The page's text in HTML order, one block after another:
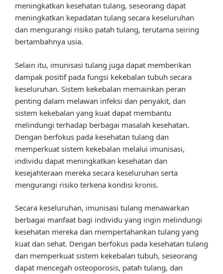
meningkatkan kesehatan tulang, seseorang dapat
meningkatkan kepadatan tulang secara keseluruhan
dan mengurangi risiko patah tulang, terutama seiring
bertambahnya usia.
Selain itu, imunisasi tulang juga dapat memberikan
dampak positif pada fungsi kekebalan tubuh secara
keseluruhan. Sistem kekebalan memainkan peran
penting dalam melawan infeksi dan penyakit, dan
sistem kekebalan yang kuat dapat membantu
melindungi terhadap berbagai masalah kesehatan.
Dengan berfokus pada kesehatan tulang dan
memperkuat sistem kekebalan melalui imunisasi,
individu dapat meningkatkan kesehatan dan
kesejahteraan mereka secara keseluruhan serta
mengurangi risiko terkena kondisi kronis.
Secara keseluruhan, imunisasi tulang menawarkan
berbagai manfaat bagi individu yang ingin melindungi
kesehatan mereka dan mempertahankan tulang yang
kuat dan sehat. Dengan berfokus pada kesehatan tulang
dan memperkuat sistem kekebalan tubuh, seseorang
dapat mencegah osteoporosis, patah tulang, dan